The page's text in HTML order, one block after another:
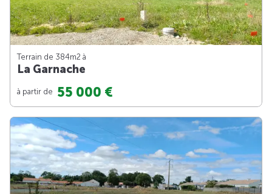
Terrain de 384m2 à
La Garnache
à partir de 55 000 €